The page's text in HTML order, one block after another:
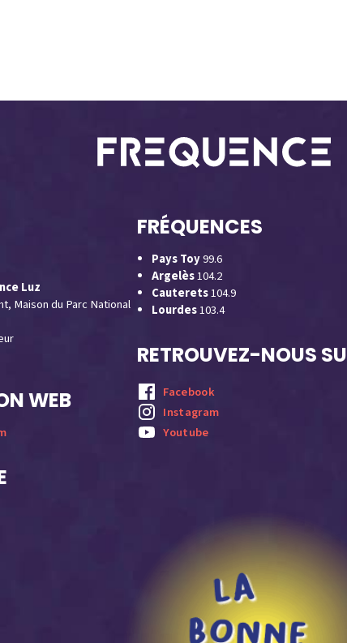
Luz
Maison du Parc National
WEB
FRÉQUENCES
Pays Toy99.6
Argelès104.2
Cauterets104.9
Lourdes103.4
RETROUVEZ-NOUS
Facebook
Instagram
Youtube